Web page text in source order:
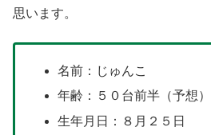
思います。
名前：じゅんこ
年齢：５０台前半（予想）
生年月日：８月２５日